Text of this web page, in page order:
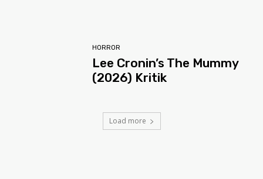
HORROR
Lee Cronin’s The Mummy
(2026) Kritik
Load more